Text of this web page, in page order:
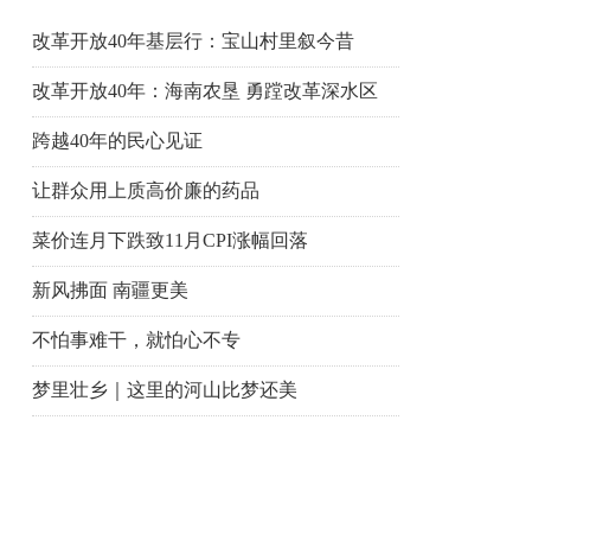
改革开放40年基层行：宝山村里叙今昔
改革开放40年：海南农垦 勇蹚改革深水区
跨越40年的民心见证
让群众用上质高价廉的药品
菜价连月下跌致11月CPI涨幅回落
新风拂面 南疆更美
不怕事难干，就怕心不专
梦里壮乡｜这里的河山比梦还美